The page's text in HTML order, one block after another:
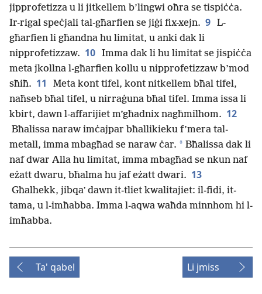
jipprofetizza u li jitkellem b’lingwi oħra se tispiċċa.
Ir-rigal speċjali tal-għarfien se jiġi fix-xejn. 9 L-
għarfien li għandna hu limitat, u anki dak li
nipprofetizzaw. 10 Imma dak li hu limitat se jispiċċa
meta jkollna l-għarfien kollu u nipprofetizzaw b’mod
sħiħ. 11
Meta kont tifel, kont nitkellem bħal tifel,
naħseb bħal tifel, u nirraġuna bħal tifel. Imma issa li
kbirt, dawn l-affarijiet m’għadnix nagħmilhom. 12
Bħalissa naraw imċajpar bħallikieku f’mera tal-
metall, imma mbagħad se naraw ċar. * Bħalissa dak li
naf dwar Alla hu limitat, imma mbagħad se nkun naf
eżatt dwaru, bħalma hu jaf eżatt dwari. 13
Għalhekk, jibqaʼ dawn it-tliet kwalitajiet: il-fidi, it-
tama, u l-imħabba. Imma l-aqwa waħda minnhom hi l-
imħabba.
Ta' qabel Li jmiss